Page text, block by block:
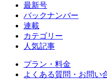
最新号
バックナンバー
連載
カテゴリー
人気記事
プラン・料金
よくある質問・お問い